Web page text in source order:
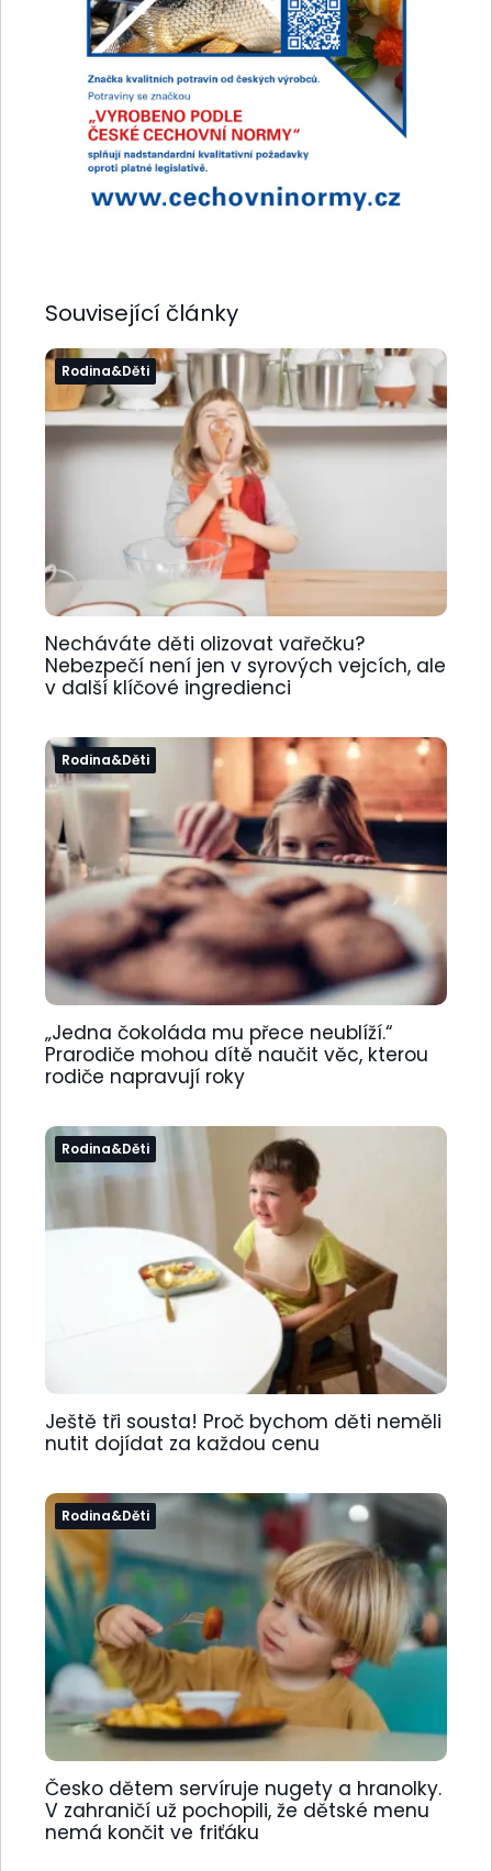
Související články
Rodina&Děti
Necháváte děti olizovat vařečku?
Nebezpečí není jen v syrových vejcích, ale
v další klíčové ingredienci
Rodina&Děti
„Jedna čokoláda mu přece neublíží.“
Prarodiče mohou dítě naučit věc, kterou
rodiče napravují roky
Rodina&Děti
Ještě tři sousta! Proč bychom děti neměli
nutit dojídat za každou cenu
Rodina&Děti
Česko dětem servíruje nugety a hranolky.
V zahraničí už pochopili, že dětské menu
nemá končit ve friťáku